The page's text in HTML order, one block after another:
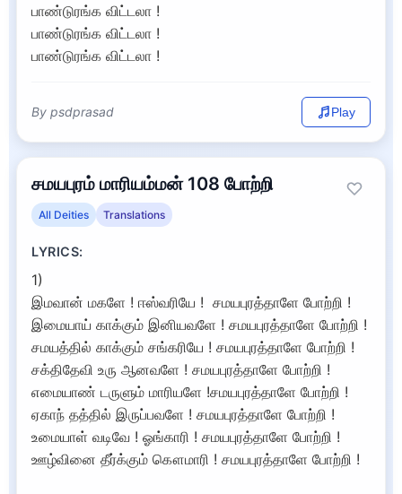
பாண்டுரங்க விட்டலா !
பாண்டுரங்க விட்டலா !
பாண்டுரங்க விட்டலா !
By psdprasad Play
சமயபுரம் மாரியம்மன் 108 போற்றி
All Deities Translations
LYRICS:
1)
இமவான் மகளே ! ஈஸ்வரியே ! சமயபுரத்தாளே போற்றி !
இமையாய் காக்கும் இனியவளே ! சமயபுரத்தாளே போற்றி !
சமயத்தில் காக்கும் சங்கரியே ! சமயபுரத்தாளே போற்றி !
சக்திதேவி உரு ஆனவளே ! சமயபுரத்தாளே போற்றி !
எமையாண் டருளும் மாரியளே !சமயபுரத்தாளே போற்றி !
ஏகாந் தத்தில் இருப்பவளே ! சமயபுரத்தாளே போற்றி !
உமையாள் வடிவே ! ஓங்காரி ! சமயபுரத்தாளே போற்றி !
ஊழ்வினை தீர்க்கும் கௌமாரி ! சமயபுரத்தாளே போற்றி !